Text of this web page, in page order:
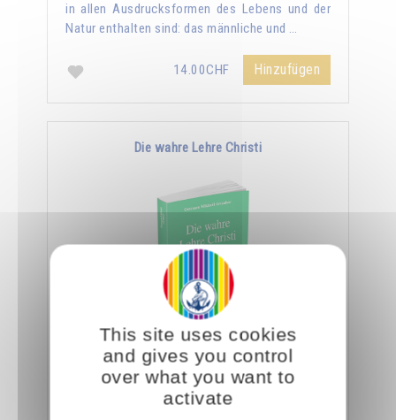
in allen Ausdrucksformen des Lebens und der
Natur enthalten sind: das männliche und …
14.00CHF Hinzufügen
Die wahre Lehre Christi
Omraam Mikhaël Aïvanhov zufolge ist die
ganze Lehre Christi in den wenigen Zeilen des
Vaterunser enthalten. Er sagt: "Ein Eingeweihter
This site uses cookies
and gives you control
over what you want to
activate